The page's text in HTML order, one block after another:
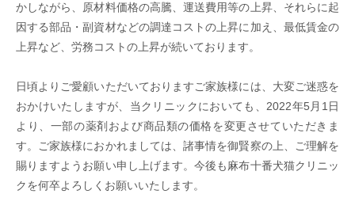
かしながら、原材料価格の高騰、運送費用等の上昇、それらに起
因する部品・副資材などの調達コストの上昇に加え、最低賃金の
上昇など、労務コストの上昇が続いております。
日頃よりご愛顧いただいておりますご家族様には、大変ご迷惑を
おかけいたしますが、当クリニックにおいても、2022年5月1日
より、一部の薬剤および商品類の価格を変更させていただきま
す。ご家族様におかれましては、諸事情を御賢察の上、ご理解を
賜りますようお願い申し上げます。今後も麻布十番犬猫クリニッ
クを何卒よろしくお願いいたします。